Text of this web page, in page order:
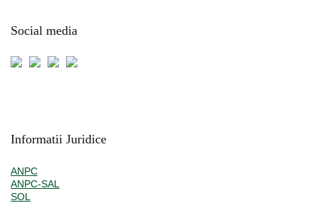
Social media
Informatii Juridice
ANPC
ANPC-SAL
SOL